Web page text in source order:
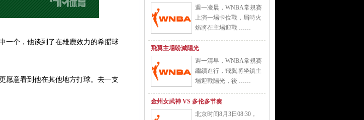
个，他谈到了在雄鹿效力的希腊球
意看到他在其他地方打球。去一支
週一凌晨，WNBA常規賽
上演一場卡位戰，屆時火
焰將在主場迎戰 ……
飛翼主場盼滅陽光
週一清早，WNBA常規賽
繼續進行，飛翼將坐鎮主
場迎戰陽光，後 ……
金州女武神 VS 多伦多节奏
北京时间8月3日08:30，